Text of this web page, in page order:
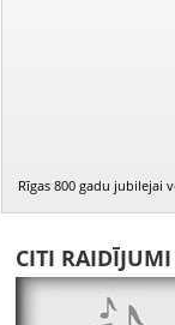
Rīgas 800 gadu jubilejai
CITI